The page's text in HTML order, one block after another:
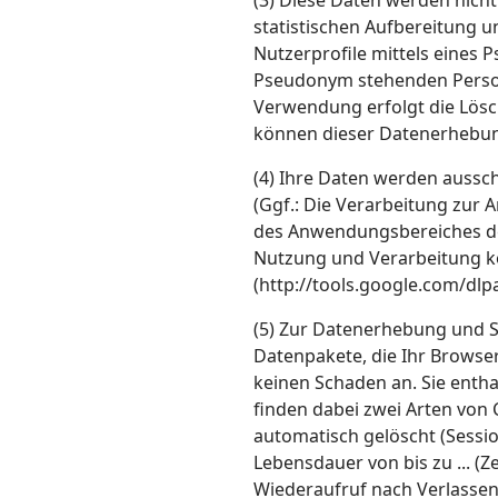
statistischen Aufbereitung
Nutzerprofile mittels eines
Pseudonym stehenden
Verwendung erfolgt die
können dieser
(4) Ihre Daten werden
(Ggf.: Die Verarbeitung zur
des Anwendungsbereiches
Nutzung und Verarbeitung
(http://tools.google.com/
(5) Zur Datenerhebung und
Datenpakete, die Ihr
keinen Schaden an. Sie
finden dabei zwei Arten von
automatisch gelöscht
Lebensdauer von bis zu ...
Wiederaufruf nach